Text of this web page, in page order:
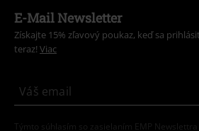
E-Mail Newsletter
Získajte 15% zľavový poukaz, keď sa
teraz! Viac
Týmto súhlasím so zasielaním EMP